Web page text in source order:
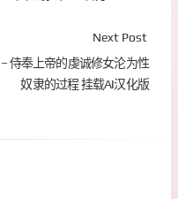
Next Post
侍奉上帝的虔诚修女沦为性
奴隶的过程 挂载AI汉化版